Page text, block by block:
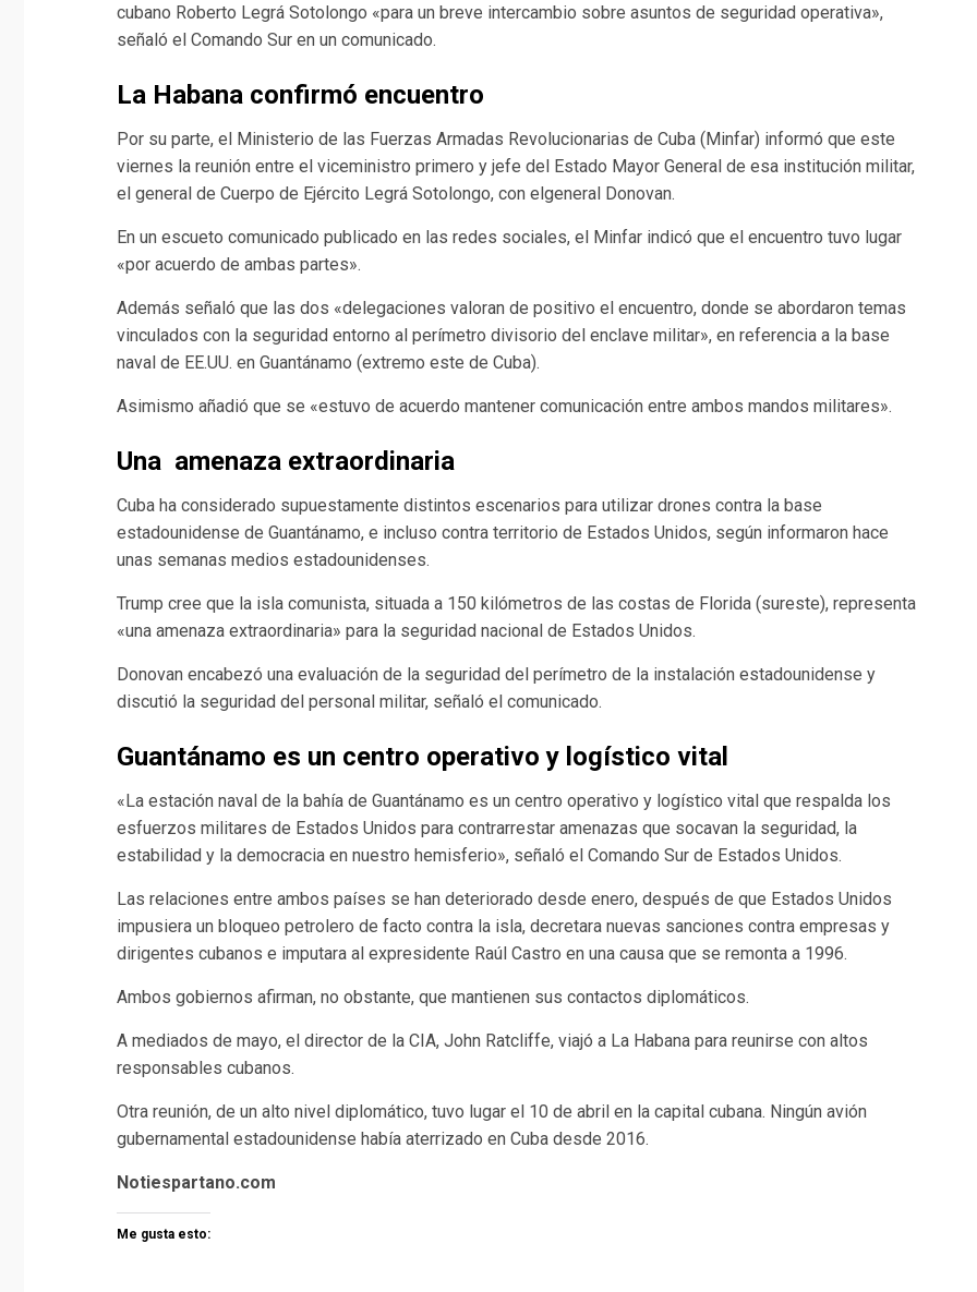
cubano Roberto Legrá Sotolongo «para un breve intercambio sobre asuntos de seguridad operativa»,
señaló el Comando Sur en un comunicado.
La Habana confirmó encuentro
Por su parte, el Ministerio de las Fuerzas Armadas Revolucionarias de Cuba (Minfar) informó que este
viernes la reunión entre el viceministro primero y jefe del Estado Mayor General de esa institución militar,
el general de Cuerpo de Ejército Legrá Sotolongo, con elgeneral Donovan.
En un escueto comunicado publicado en las redes sociales, el Minfar indicó que el encuentro tuvo lugar
«por acuerdo de ambas partes».
Además señaló que las dos «delegaciones valoran de positivo el encuentro, donde se abordaron temas
vinculados con la seguridad entorno al perímetro divisorio del enclave militar», en referencia a la base
naval de EE.UU. en Guantánamo (extremo este de Cuba).
Asimismo añadió que se «estuvo de acuerdo mantener comunicación entre ambos mandos militares».
Una amenaza extraordinaria
Cuba ha considerado supuestamente distintos escenarios para utilizar drones contra la base
estadounidense de Guantánamo, e incluso contra territorio de Estados Unidos, según informaron hace
unas semanas medios estadounidenses.
Trump cree que la isla comunista, situada a 150 kilómetros de las costas de Florida (sureste), representa
«una amenaza extraordinaria» para la seguridad nacional de Estados Unidos.
Donovan encabezó una evaluación de la seguridad del perímetro de la instalación estadounidense y
discutió la seguridad del personal militar, señaló el comunicado.
Guantánamo es un centro operativo y logístico vital
«La estación naval de la bahía de Guantánamo es un centro operativo y logístico vital que respalda los
esfuerzos militares de Estados Unidos para contrarrestar amenazas que socavan la seguridad, la
estabilidad y la democracia en nuestro hemisferio», señaló el Comando Sur de Estados Unidos.
Las relaciones entre ambos países se han deteriorado desde enero, después de que Estados Unidos
impusiera un bloqueo petrolero de facto contra la isla, decretara nuevas sanciones contra empresas y
dirigentes cubanos e imputara al expresidente Raúl Castro en una causa que se remonta a 1996.
Ambos gobiernos afirman, no obstante, que mantienen sus contactos diplomáticos.
A mediados de mayo, el director de la CIA, John Ratcliffe, viajó a La Habana para reunirse con altos
responsables cubanos.
Otra reunión, de un alto nivel diplomático, tuvo lugar el 10 de abril en la capital cubana. Ningún avión
gubernamental estadounidense había aterrizado en Cuba desde 2016.
Notiespartano.com
Me gusta esto: